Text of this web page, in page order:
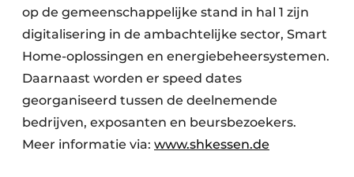
op de gemeenschappelijke stand in hal 1 zijn
digitalisering in de ambachtelijke sector, Smart
Home-oplossingen en energiebeheersystemen.
Daarnaast worden er speed dates
georganiseerd tussen de deelnemende
bedrijven, exposanten en beursbezoekers.
Meer informatie via: www.shkessen.de